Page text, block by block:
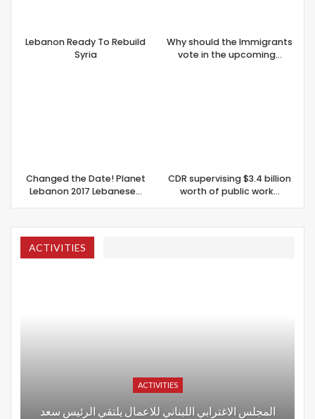
Lebanon Ready To Rebuild
Syria
Changed the Date! Planet
Lebanon 2017 Lebanese…
Why should the Immigrants
vote in the upcoming…
CDR supervising $3.4 billion
worth of public work…
ACTIVITIES
ACTIVITIES
المجلس الاغترابي اللبناني للاعمال يلتقي الرئيس سعد